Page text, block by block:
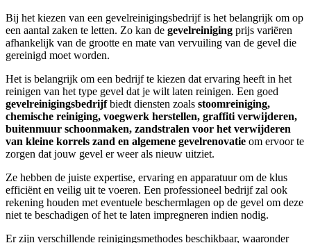
Bij het kiezen van een gevelreinigingsbedrijf is het belangrijk om op
een aantal zaken te letten. Zo kan de gevelreiniging prijs variëren
afhankelijk van de grootte en mate van vervuiling van de gevel die
gereinigd moet worden.
Het is belangrijk om een bedrijf te kiezen dat ervaring heeft in het
reinigen van het type gevel dat je wilt laten reinigen. Een goed
gevelreinigingsbedrijfbiedt diensten zoals stoomreiniging,
chemische reiniging, voegwerk herstellen, graffiti verwijderen,
buitenmuur schoonmaken, zandstralen voor het verwijderen
van kleine korrels zand en algemene gevelrenovatie om ervoor te
zorgen dat jouw gevel er weer als nieuw uitziet.
Ze hebben de juiste expertise, ervaring en apparatuur om de klus
efficiënt en veilig uit te voeren. Een professioneel bedrijf zal ook
rekening houden met eventuele beschermlagen op de gevel om deze
niet te beschadigen of het te laten impregneren indien nodig.
Er zijn verschillende reinigingsmethodes beschikbaar, waaronder